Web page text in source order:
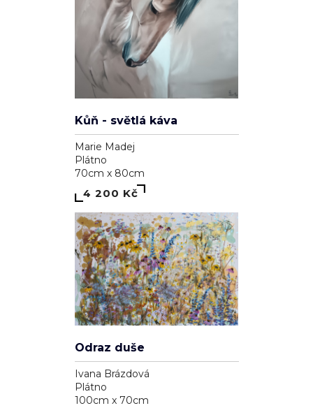
Kůň - světlá káva
Marie Madej
Plátno
70cm x 80cm
4 200 Kč
Odraz duše
Ivana Brázdová
Plátno
100cm x 70cm